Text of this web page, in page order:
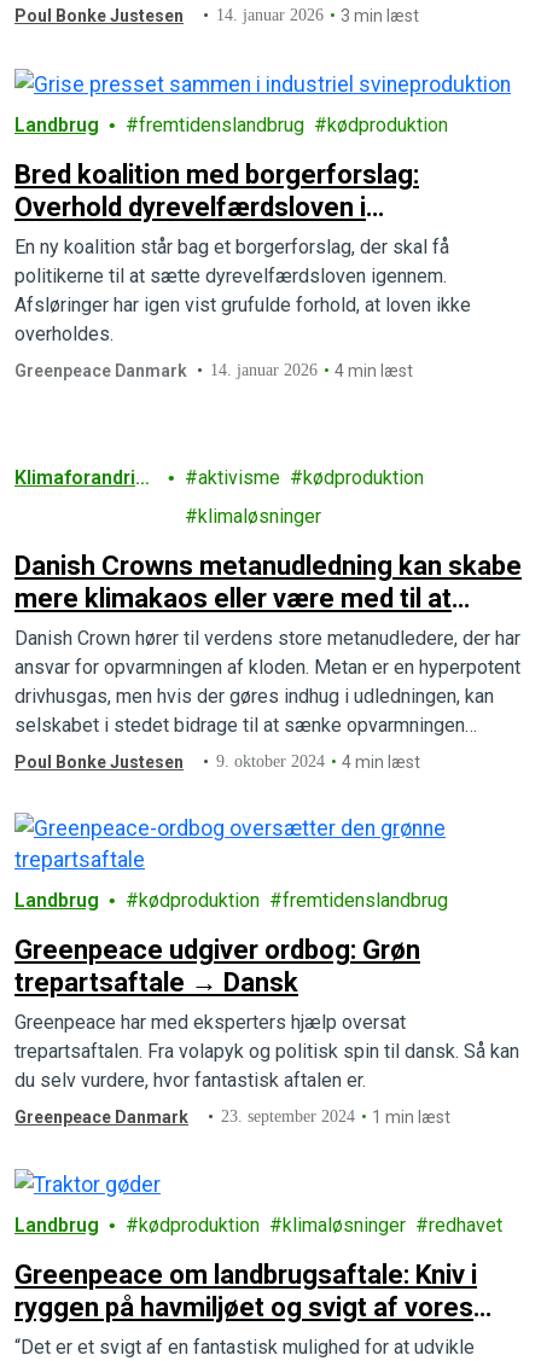
Poul Bonke Justesen 14. januar 2026 3 min læst
Landbrug fremtidenslandbrug kødproduktion
Bred koalition med borgerforslag:
Overhold dyrevelfærdsloven i
svineproduktionen
En ny koalition står bag et borgerforslag, der skal få
politikerne til at sætte dyrevelfærdsloven igennem.
Afsløringer har igen vist grufulde forhold, at loven ikke
overholdes.
Greenpeace Danmark 14. januar 2026 4 min læst
Klimaforandring
aktivisme
kødproduktion
klimaløsninger
Danish Crowns metanudledning kan skabe
mere klimakaos eller være med til at
redde os på målstregen
Danish Crown hører til verdens store metanudledere, der har
ansvar for opvarmningen af kloden. Metan er en hyperpotent
drivhusgas, men hvis der gøres indhug i udledningen, kan
selskabet i stedet bidrage til at sænke opvarmningen
markant.
Poul Bonke Justesen 9. oktober 2024 4 min læst
Landbrug kødproduktion fremtidenslandbrug
Greenpeace udgiver ordbog: Grøn
trepartsaftale → Dansk
Greenpeace har med eksperters hjælp oversat
trepartsaftalen. Fra volapyk og politisk spin til dansk. Så kan
du selv vurdere, hvor fantastisk aftalen er.
Greenpeace Danmark 23. september 2024 1 min læst
Landbrug kødproduktion klimaløsninger redhavet
Greenpeace om landbrugsaftale: Kniv i
ryggen på havmiljøet og svigt af vores
natur og klima
“Det er et svigt af en fantastisk mulighed for at udvikle